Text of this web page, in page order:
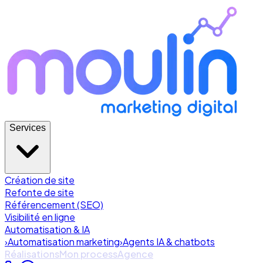
Services
Création de site
Refonte de site
Référencement (SEO)
Visibilité en ligne
Automatisation & IA
›Automatisation marketing›Agents IA & chatbots
RéalisationsMon processAgence